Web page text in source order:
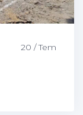
20 / Tem